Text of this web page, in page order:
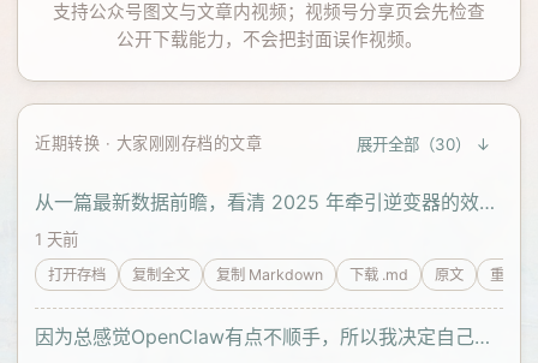
支持公众号图文与文章内视频；视频号分享页会先检查
公开下载能力，不会把封面误作视频。
近期转换 · 大家刚刚存档的文章 展开全部（30） ↓
从一篇最新数据前瞻，看清 2025 年牵引逆变器的效率悖论与拓扑重构
1 天前
打开存档 复制全文 复制 Markdown 下载 .md 原文 重新解
因为总感觉OpenClaw有点不顺手，所以我决定自己写一个